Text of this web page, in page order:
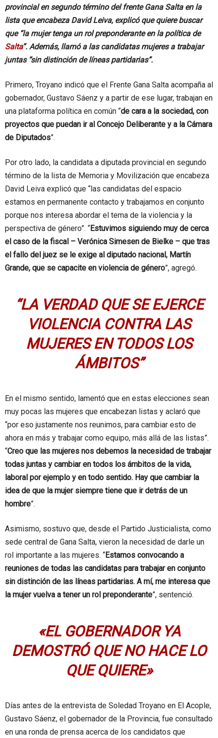
provincial en segundo término del frente Gana Salta en la
lista que encabeza David Leiva, explicó que quiere buscar
que “la mujer tenga un rol preponderante en la política de
Salta”. Además, llamó a las candidatas mujeres a trabajar
juntas “sin distinción de líneas partidarias”.
Primero, Troyano indicó que el Frente Gana Salta acompaña al
gobernador, Gustavo Sáenz y a partir de ese lugar, trabajan en
una plataforma política en común “de cara a la sociedad, con
proyectos que puedan ir al Concejo Deliberante y a la Cámara
de Diputados”.
Por otro lado, la candidata a diputada provincial en segundo
término de la lista de Memoria y Movilización que encabeza
David Leiva explicó que “las candidatas del espacio
estamos en permanente contacto y trabajamos en conjunto
porque nos interesa abordar el tema de la violencia y la
perspectiva de género”. “Estuvimos siguiendo muy de cerca
el caso de la fiscal – Verónica Simesen de Bielke – que tras
el fallo del juez se le exige al diputado nacional, Martín
Grande, que se capacite en violencia de género”, agregó.
“LA VERDAD QUE SE EJERCE
VIOLENCIA CONTRA LAS
MUJERES EN TODOS LOS
ÁMBITOS”
En el mismo sentido, lamentó que en estas elecciones sean
muy pocas las mujeres que encabezan listas y aclaró que
“por eso justamente nos reunimos, para cambiar esto de
ahora en más y trabajar como equipo, más allá de las listas”.
“Creo que las mujeres nos debemos la necesidad de trabajar
todas juntas y cambiar en todos los ámbitos de la vida,
laboral por ejemplo y en todo sentido. Hay que cambiar la
idea de que la mujer siempre tiene que ir detrás de un
hombre”.
Asimismo, sostuvo que, desde el Partido Justicialista, como
sede central de Gana Salta, vieron la necesidad de darle un
rol importante a las mujeres. “Estamos convocando a
reuniones de todas las candidatas para trabajar en conjunto
sin distinción de las líneas partidarias. A mí, me interesa que
la mujer vuelva a tener un rol preponderante”, sentenció.
«EL GOBERNADOR YA
DEMOSTRÓ QUE NO HACE LO
QUE QUIERE»
Días antes de la entrevista de Soledad Troyano en El Acople,
Gustavo Sáenz, el gobernador de la Provincia, fue consultado
en una ronda de prensa acerca de los candidatos que